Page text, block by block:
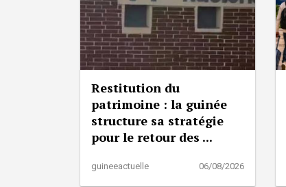
Restitution du
patrimoine : la guinée
structure sa stratégie
pour le retour des ...
guineeactuelle 06/08/2026